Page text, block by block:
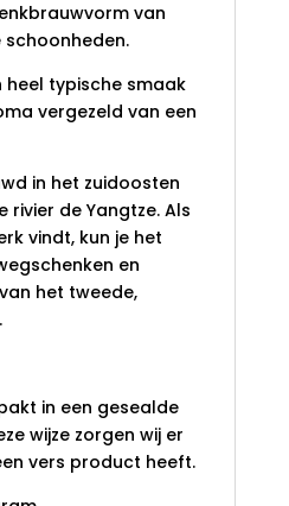
van
schoonheden.
heel typische smaak
vergezeld van een
in het zuidoosten
rivier de Yangtze. Als
vindt, kun je het
en
het tweede,
in een gesealde
wijze zorgen wij er
vers product heeft.